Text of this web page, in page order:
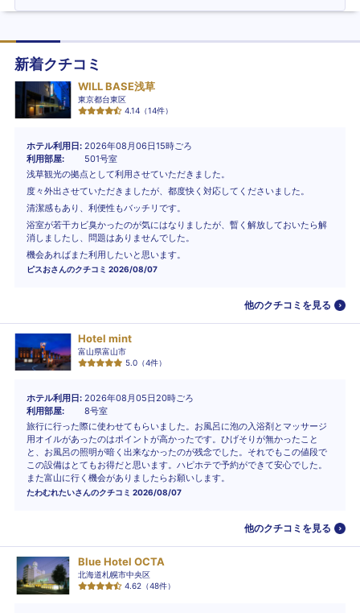
新着クチコミ
WILL BASE浅草
東京都台東区
4.14 （14件）
ホテル利用日 2026年08月06日15時ごろ
利用部屋
501号室
浅草観光の拠点として利用させていただきました。
度々外出させていただきましたが、都度快く対応してくださいました。
清潔感もあり、利便性もバッチリです。
浴室が若干カビ臭かったのが気にはなりましたが、暫く解放しておいたら解
消しましたし、問題はありませんでした。
機会あればまた利用したいと思います。
ピスおさんのクチコミ 2026/08/07
他のクチコミを見る
Hotel mint
富山県富山市
5.0 （4件）
ホテル利用日 2026年08月05日20時ごろ
利用部屋
8号室
旅行に行った際に使わせてもらいました。お風呂に泡の入浴剤とマッサージ
用オイルがあったのはポイントが高かったです。ひげそりが無かったこと
と、お風呂の照明が暗く出来なかったのが残念でした。それでもこの値段で
この設備はとてもお得だと思います。ハピホテで予約ができて安心でした。
また富山に行く機会がありましたらお願いします。
たわむれたいさんのクチコミ 2026/08/07
他のクチコミを見る
Blue Hotel OCTA
北海道札幌市中央区
4.62 （48件）